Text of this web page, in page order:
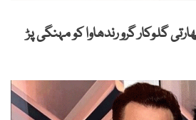
گلوکار گرو رندھاوا کو مہنگی پڑ